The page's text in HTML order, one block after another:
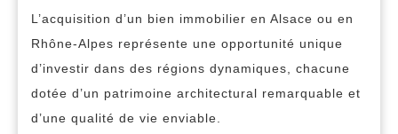
en
Alsace
et
Rhône-
L’acquisition d’un bien immobilier en Alsace ou en
Rhône-Alpes représente une opportunité unique
d’investir dans des régions dynamiques, chacune
dotée d’un patrimoine architectural remarquable et
d’une qualité de vie enviable.